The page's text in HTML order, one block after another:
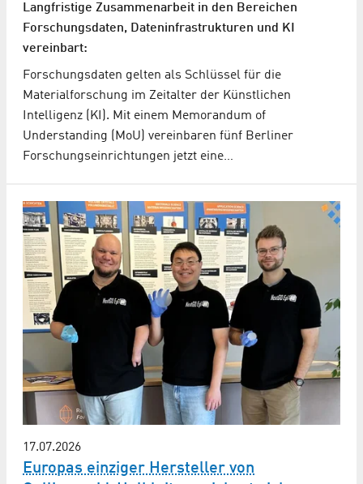
Langfristige Zusammen­arbeit in den Bereichen
Forschungs­daten, Daten­infra­strukturen und KI
vereinbart:
Forschungsdaten gelten als Schlüssel für die
Materialforschung im Zeitalter der Künstlichen
Intelligenz (KI). Mit einem Memorandum of
Understanding (MoU) vereinbaren fünf Berliner
Forschungseinrichtungen jetzt eine…
17.07.2026
Europas einziger Hersteller von